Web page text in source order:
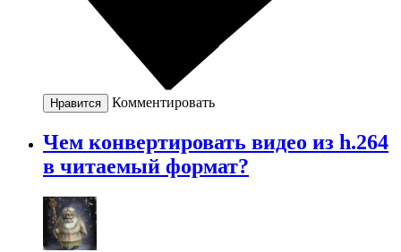
Нравится Комментировать
Чем конвертировать видео из h.264
в читаемый формат?